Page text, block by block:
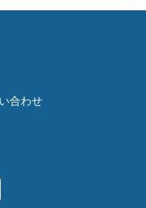
合わせ